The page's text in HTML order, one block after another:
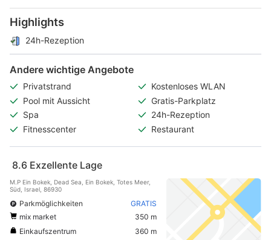
Highlights
24h-Rezeption
Andere wichtige Angebote
Privatstrand
Kostenloses WLAN
Pool mit Aussicht
Gratis-Parkplatz
Spa
24h-Rezeption
Fitnesscenter
Restaurant
8.6 Exzellente Lage
M.P Ein Bokek, Dead Sea, Ein Bokek, Totes Meer,
Süd, Israel, 86930
Parkmöglichkeiten
GRATIS
mix market
350 m
Einkaufszentrum
360 m